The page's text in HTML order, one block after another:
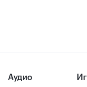
Аудио